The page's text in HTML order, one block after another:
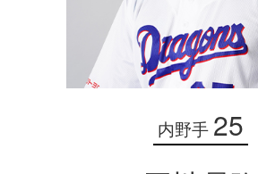
内野手 25